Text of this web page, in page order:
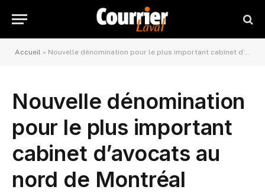
Accueil » Nouvelle dénomination pour le plus important cabinet d’avocats au nord de Montréal
Nouvelle dénomination
pour le plus important
cabinet d’avocats au
nord de Montréal